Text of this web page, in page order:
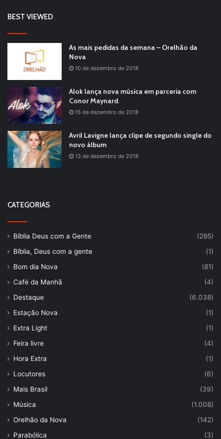
BEST VIEWED
As mais pedidas da semana – Orelhão da
Nova
10 de dezembro de 2018
Alok lança nova música em parceria com
Conor Maynard.
15 de dezembro de 2018
Avril Lavigne lança clipe de segundo single do
novo álbum
13 de dezembro de 2018
CATEGORIAS
Bíblia Deus com a Gente
(285)
Bíblia, Deus com a gente
(1)
Bom dia Nova
(81)
Café da Manhã
(4)
Destaque
(6.038)
Estação Nova
(1)
Extra Light
(1)
Feira livre
(4)
Hora Extra
(1)
Locutores
(6)
Mais Brasil
(39)
Música
(1.008)
Orelhão da Nova
(142)
Parabólica
(3)